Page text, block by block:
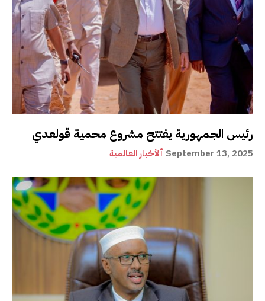
رئيس الجمهورية يفتتح مشروع محمية قولعدي
ألأخبار العالمية September 13, 2025